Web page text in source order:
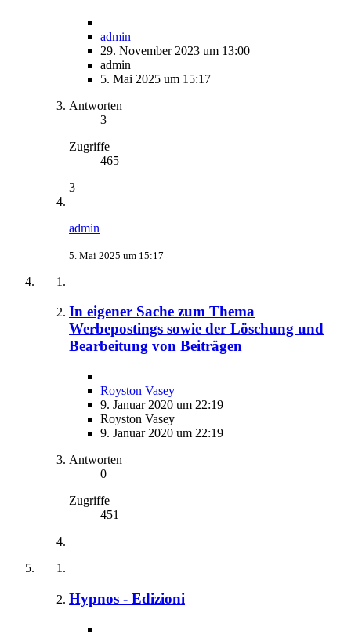
admin
29. November 2023 um 13:00
admin
5. Mai 2025 um 15:17
Antworten
3
Zugriffe
465
3
admin
5. Mai 2025 um 15:17
In eigener Sache zum Thema
Werbepostings sowie der Löschung und
Bearbeitung von Beiträgen
Royston Vasey
9. Januar 2020 um 22:19
Royston Vasey
9. Januar 2020 um 22:19
Antworten
0
Zugriffe
451
Hypnos - Edizioni